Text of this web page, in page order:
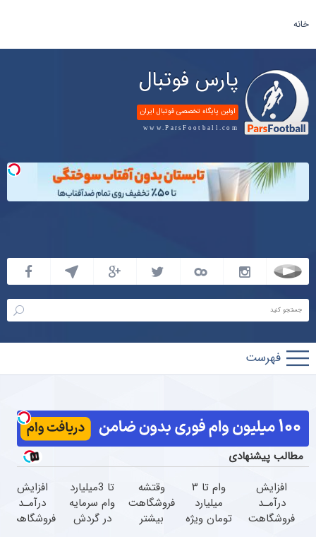
خانه
پارس فوتبال
اولین پایگاه تخصصی فوتبال ایران
www.ParsFootball.com
پارس
فوتبال
مطالب پیشنهادی
افزایش
درآمـد
فروشگاهت
وام تا ۳
میلیارد
تومان ویژه
وقتشه
فروشگاهت
بیشتر
تا 3میلیارد
وام سرمایه
در گردش
افزایش
درآمـد
فروشگاهت